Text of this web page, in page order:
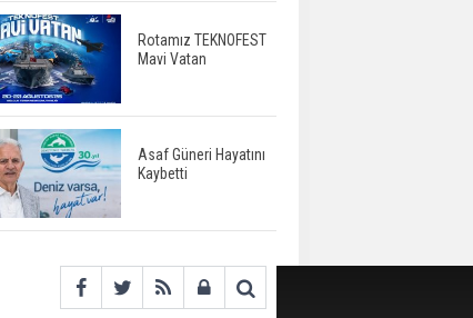
Rotamız TEKNOFEST
Mavi Vatan
Asaf Güneri Hayatını
Kaybetti